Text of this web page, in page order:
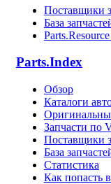
Поставщики
База
Parts.Index
Обзор
Каталоги
Запчасти по
Поставщики
База
Статистика
Как попасть